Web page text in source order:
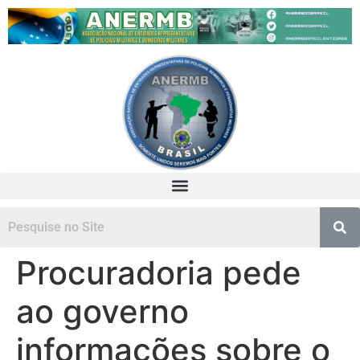
Procuradoria pede
ao governo
informações sobre o